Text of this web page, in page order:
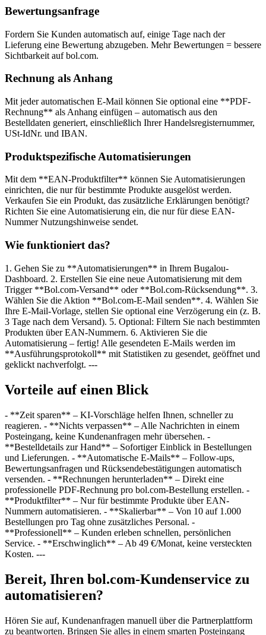
Bewertungsanfrage
Fordern Sie Kunden automatisch auf, einige Tage nach der
Lieferung eine Bewertung abzugeben. Mehr Bewertungen = bessere
Sichtbarkeit auf bol.com.
Rechnung als Anhang
Mit jeder automatischen E-Mail können Sie optional eine **PDF-
Rechnung** als Anhang einfügen – automatisch aus den
Bestelldaten generiert, einschließlich Ihrer Handelsregisternummer,
USt-IdNr. und IBAN.
Produktspezifische Automatisierungen
Mit dem **EAN-Produktfilter** können Sie Automatisierungen
einrichten, die nur für bestimmte Produkte ausgelöst werden.
Verkaufen Sie ein Produkt, das zusätzliche Erklärungen benötigt?
Richten Sie eine Automatisierung ein, die nur für diese EAN-
Nummer Nutzungshinweise sendet.
Wie funktioniert das?
1. Gehen Sie zu **Automatisierungen** in Ihrem Bugalou-
Dashboard. 2. Erstellen Sie eine neue Automatisierung mit dem
Trigger **Bol.com-Versand** oder **Bol.com-Rücksendung**. 3.
Wählen Sie die Aktion **Bol.com-E-Mail senden**. 4. Wählen Sie
Ihre E-Mail-Vorlage, stellen Sie optional eine Verzögerung ein (z. B.
3 Tage nach dem Versand). 5. Optional: Filtern Sie nach bestimmten
Produkten über EAN-Nummern. 6. Aktivieren Sie die
Automatisierung – fertig! Alle gesendeten E-Mails werden im
**Ausführungsprotokoll** mit Statistiken zu gesendet, geöffnet und
geklickt nachverfolgt. ---
Vorteile auf einen Blick
- **Zeit sparen** – KI-Vorschläge helfen Ihnen, schneller zu
reagieren. - **Nichts verpassen** – Alle Nachrichten in einem
Posteingang, keine Kundenanfragen mehr übersehen. -
**Bestelldetails zur Hand** – Sofortiger Einblick in Bestellungen
und Lieferungen. - **Automatische E-Mails** – Follow-ups,
Bewertungsanfragen und Rücksendebestätigungen automatisch
versenden. - **Rechnungen herunterladen** – Direkt eine
professionelle PDF-Rechnung pro bol.com-Bestellung erstellen. -
**Produktfilter** – Nur für bestimmte Produkte über EAN-
Nummern automatisieren. - **Skalierbar** – Von 10 auf 1.000
Bestellungen pro Tag ohne zusätzliches Personal. -
**Professionell** – Kunden erleben schnellen, persönlichen
Service. - **Erschwinglich** – Ab 49 €/Monat, keine versteckten
Kosten. ---
Bereit, Ihren bol.com-Kundenservice zu
automatisieren?
Hören Sie auf, Kundenanfragen manuell über die Partnerplattform
zu beantworten. Bringen Sie alles in einem smarten Posteingang